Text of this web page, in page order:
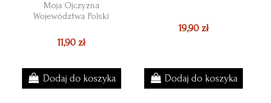
Moja Ojczyzna
Województwa Polski
11,90 zł
Dodaj do koszyka
19,90 zł
Dodaj do koszyka